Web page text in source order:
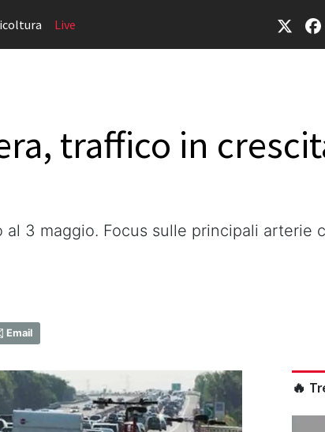
Live
traffico in
3 maggio. Focus sulle principali arterie
Email
🔥